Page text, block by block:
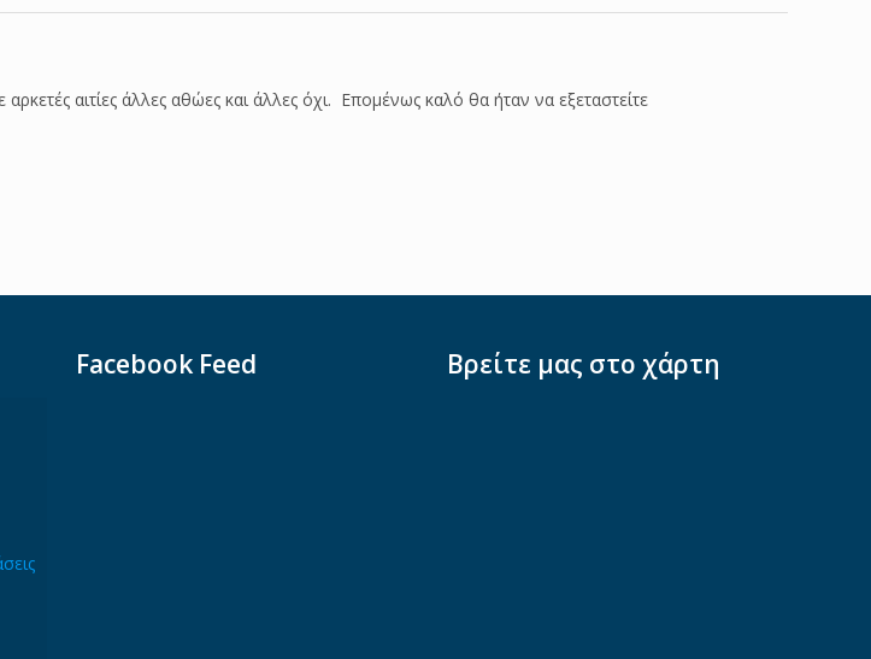
αιτίες άλλες αθώες και άλλες όχι. Επομένως καλό θα ήταν να εξεταστείτε
Facebook Feed Βρείτε μας στο χάρτη